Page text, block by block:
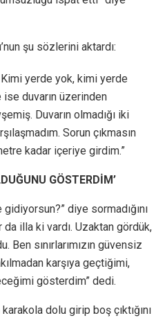
şu sözlerini aktardı:
yerde yok, kimi yerde
ise duvarın üzerinden
Duvarın olmadığı iki
Sorun çıkmasın
kadar içeriye girdim.”
GÖSTERDİM’
diye sormadığını
illa ki vardı. Uzaktan gördük,
Ben sınırlarımızın güvensiz
karşıya geçtiğimi,
gösterdim” dedi.
dolu girip boş çıktığını